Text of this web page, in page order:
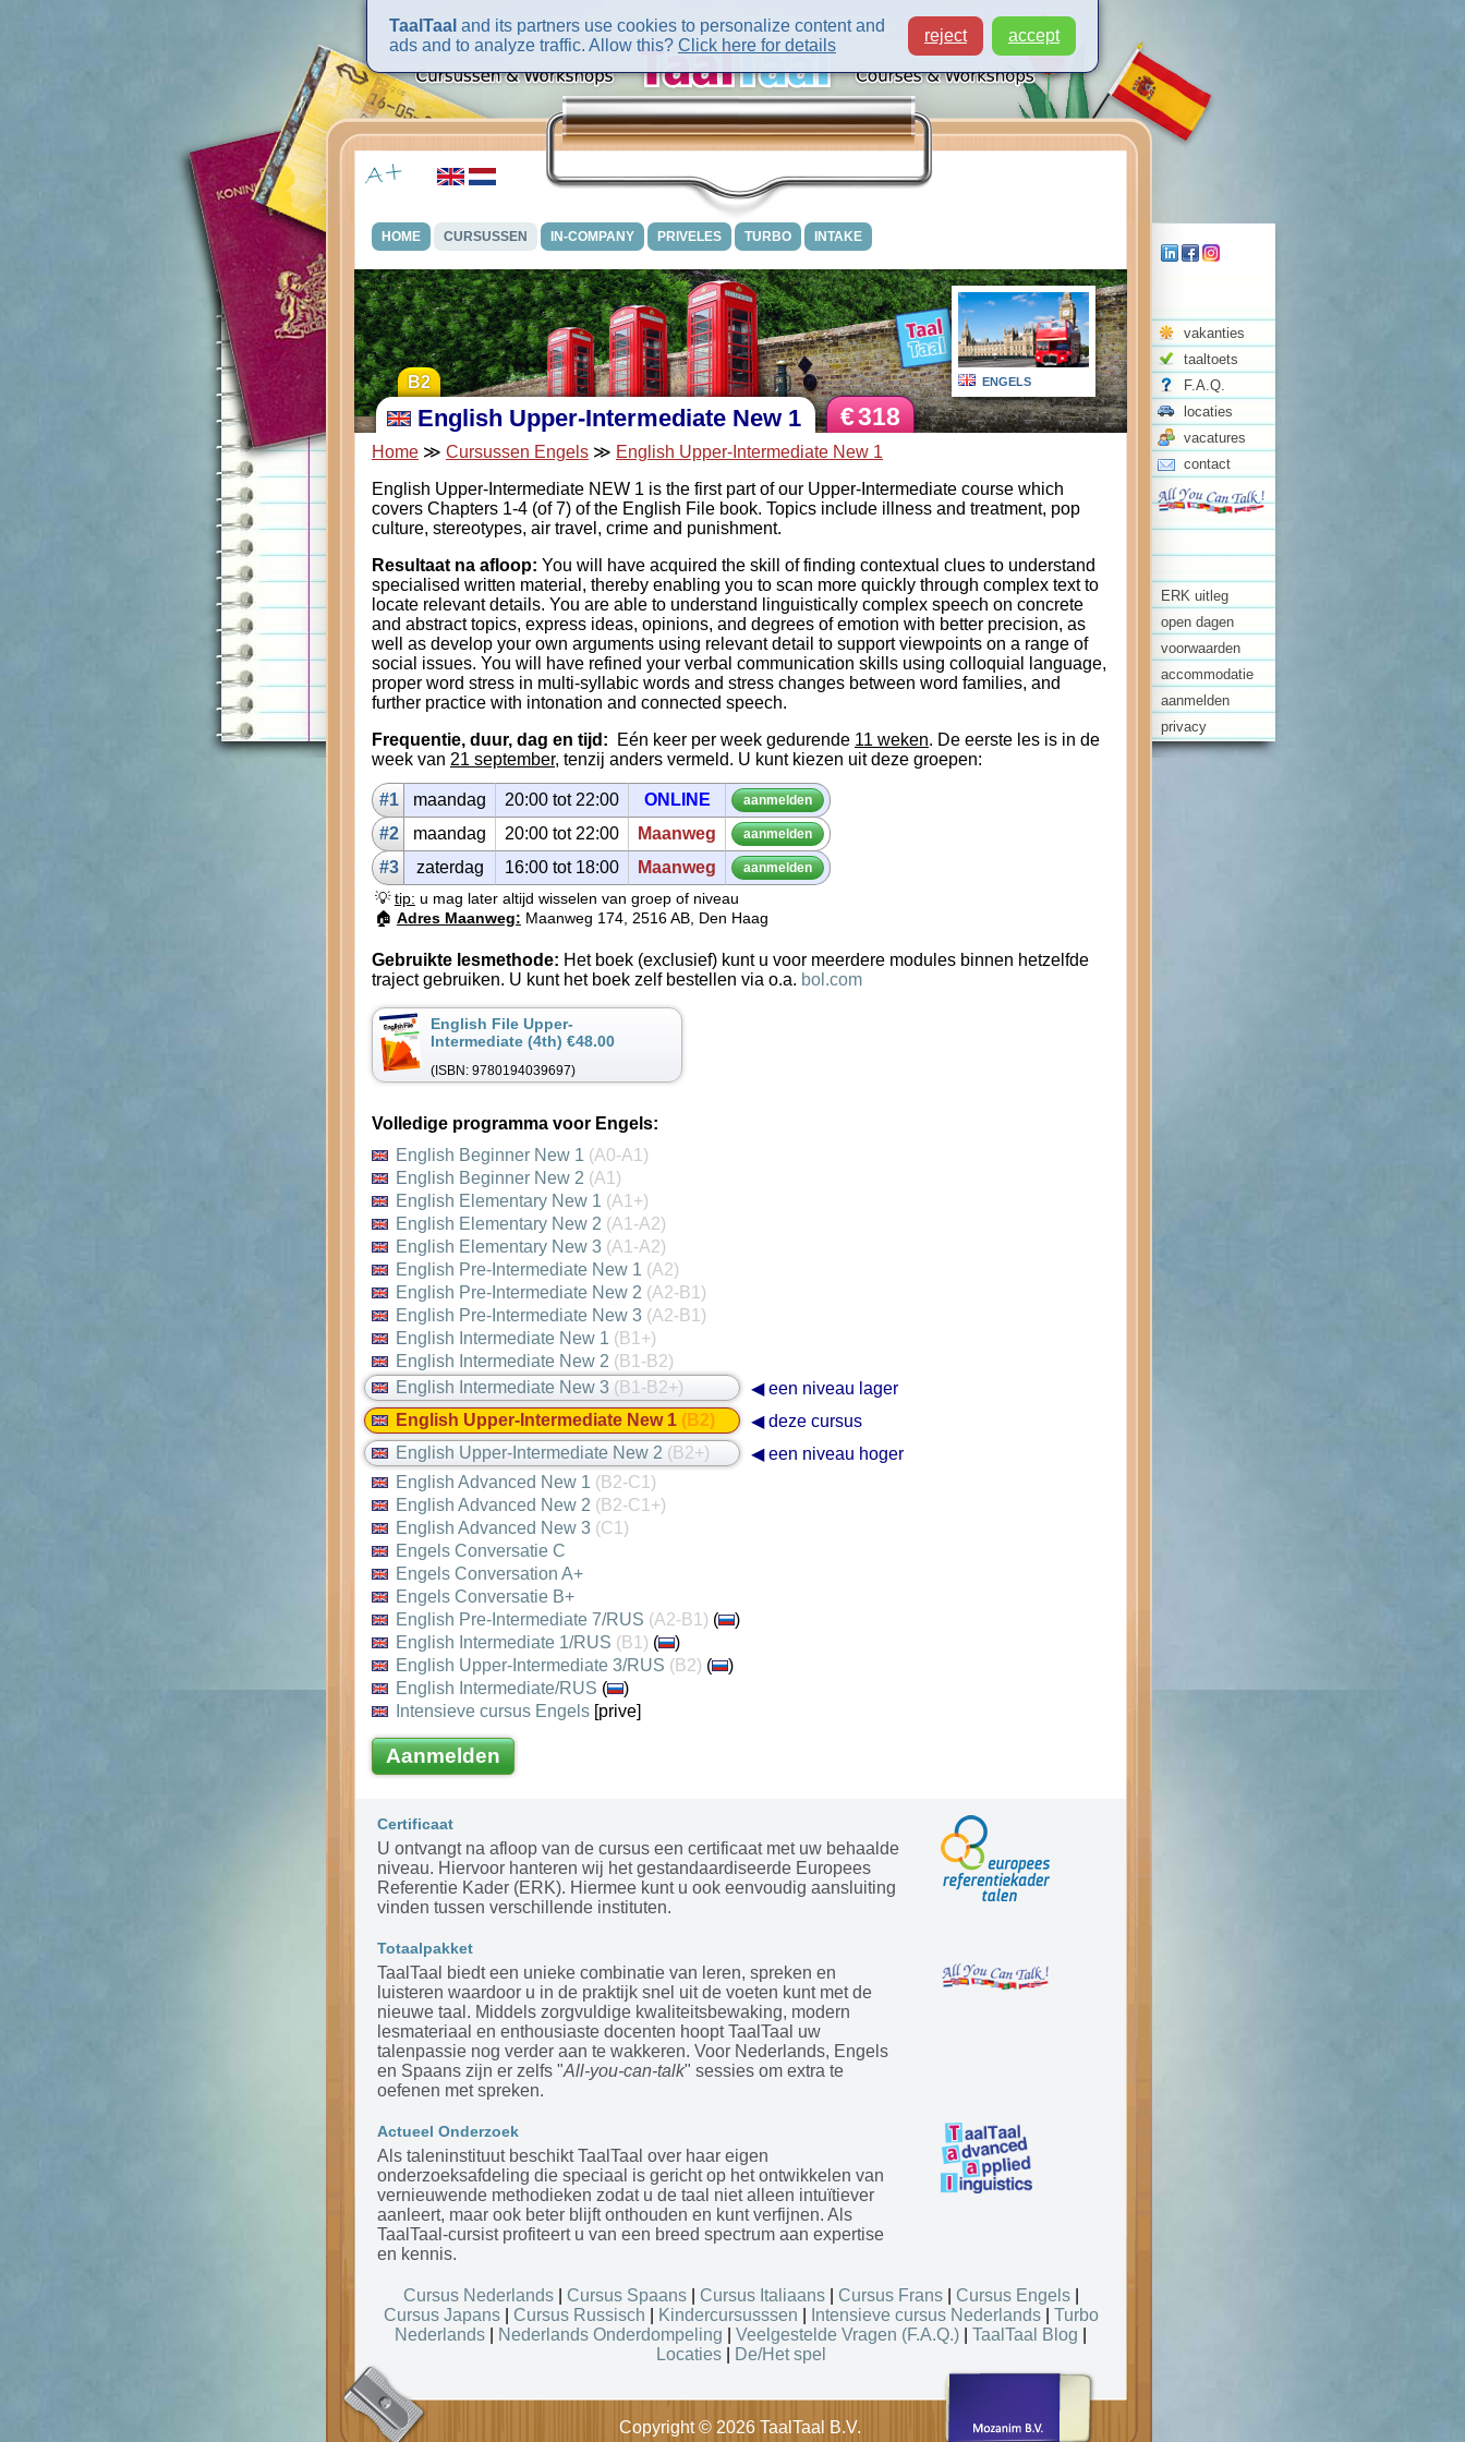
Copyright © 2026 TaalTaal B.V.
vakanties
taaltoets
F.A.Q.
locaties
vacatures
contact
ERK uitleg
open dagen
voorwaarden
accommodatie
aanmelden
privacy
HOME CURSUSSEN IN-COMPANY PRIVELES TURBO INTAKE
English Upper-Intermediate New 1
B2
€318
ENGELS
Home ≫ Cursussen Engels ≫ English Upper-Intermediate New 1
English Upper-Intermediate NEW 1 is the first part of our Upper-Intermediate course which
covers Chapters 1-4 (of 7) of the English File book. Topics include illness and treatment, pop
culture, stereotypes, air travel, crime and punishment.
Resultaat na afloop: You will have acquired the skill of finding contextual clues to understand
specialised written material, thereby enabling you to scan more quickly through complex text to
locate relevant details. You are able to understand linguistically complex speech on concrete
and abstract topics, express ideas, opinions, and degrees of emotion with better precision, as
well as develop your own arguments using relevant detail to support viewpoints on a range of
social issues. You will have refined your verbal communication skills using colloquial language,
proper word stress in multi-syllabic words and stress changes between word families, and
further practice with intonation and connected speech.
Frequentie, duur, dag en tijd: Eén keer per week gedurende 11 weken. De eerste les is in de
week van 21 september, tenzij anders vermeld. U kunt kiezen uit deze groepen:
#1 maan­dag 20:00 tot 22:00 ON­LINE aan­mel­den
#2 maan­dag 20:00 tot 22:00 Maanweg aan­mel­den
#3 za­ter­dag 16:00 tot 18:00 Maanweg aan­mel­den
💡tip: u mag later altijd wisselen van groep of niveau
🏠 Adres Maanweg: Maanweg 174, 2516 AB, Den Haag
Gebruikte lesmethode: Het boek (exclusief) kunt u voor meerdere modules binnen hetzelfde
traject gebruiken. U kunt het boek zelf bestellen via o.a. bol.com
English File Upper-
Intermediate (4th) €48.00
(ISBN: 9780194039697)
Volledige programma voor Engels:
English Beginner New 1 (A0-A1)
English Beginner New 2 (A1)
English Elementary New 1 (A1+)
English Elementary New 2 (A1-A2)
English Elementary New 3 (A1-A2)
English Pre-Intermediate New 1 (A2)
English Pre-Intermediate New 2 (A2-B1)
English Pre-Intermediate New 3 (A2-B1)
English Intermediate New 1 (B1+)
English Intermediate New 2 (B1-B2)
English Intermediate New 3 (B1-B2+)
◀ een niveau lager
English Upper-Intermediate New 1 (B2)
◀ deze cursus
English Upper-Intermediate New 2 (B2+)
◀ een niveau hoger
English Advanced New 1 (B2-C1)
English Advanced New 2 (B2-C1+)
English Advanced New 3 (C1)
Engels Conversatie C
Engels Conversation A+
Engels Conversatie B+
English Pre-Intermediate 7/RUS (A2-B1) (
)
English Intermediate 1/RUS (B1) (
)
English Upper-Intermediate 3/RUS (B2) (
)
English Intermediate/RUS (
)
Intensieve cursus Engels [prive]
Aanmelden
Certificaat
U ontvangt na afloop van de cursus een certificaat met uw behaalde
niveau. Hiervoor hanteren wij het gestandaardiseerde Europees
Referentie Kader (ERK). Hiermee kunt u ook eenvoudig aansluiting
vinden tussen verschillende instituten.
Totaalpakket
TaalTaal biedt een unieke combinatie van leren, spreken en
luisteren waardoor u in de praktijk snel uit de voeten kunt met de
nieuwe taal. Middels zorgvuldige kwaliteitsbewaking, modern
lesmateriaal en enthousiaste docenten hoopt TaalTaal uw
talenpassie nog verder aan te wakkeren. Voor Nederlands, Engels
en Spaans zijn er zelfs "All-you-can-talk" sessies om extra te
oefenen met spreken.
Actueel Onderzoek
Als taleninstituut beschikt TaalTaal over haar eigen
onderzoeksafdeling die speciaal is gericht op het ontwikkelen van
vernieuwende methodieken zodat u de taal niet alleen intuïtiever
aanleert, maar ook beter blijft onthouden en kunt verfijnen. Als
TaalTaal-cursist profiteert u van een breed spectrum aan expertise
en kennis.
Cursus Nederlands| Cursus Spaans| Cursus Italiaans| Cursus Frans| Cursus Engels|
Cursus Japans| Cursus Russisch Kindercursusssen Intensieve cursus Nederlands| Turbo
Nederlands
Nederlands Onderdompeling Veelgestelde Vragen (F.A.Q.) TaalTaal Blog
Locaties| De/Het spel
TaalTaal and its partners use cookies to personalize content and
ads and to analyze traffic. Allow this? Click here for details
reject accept